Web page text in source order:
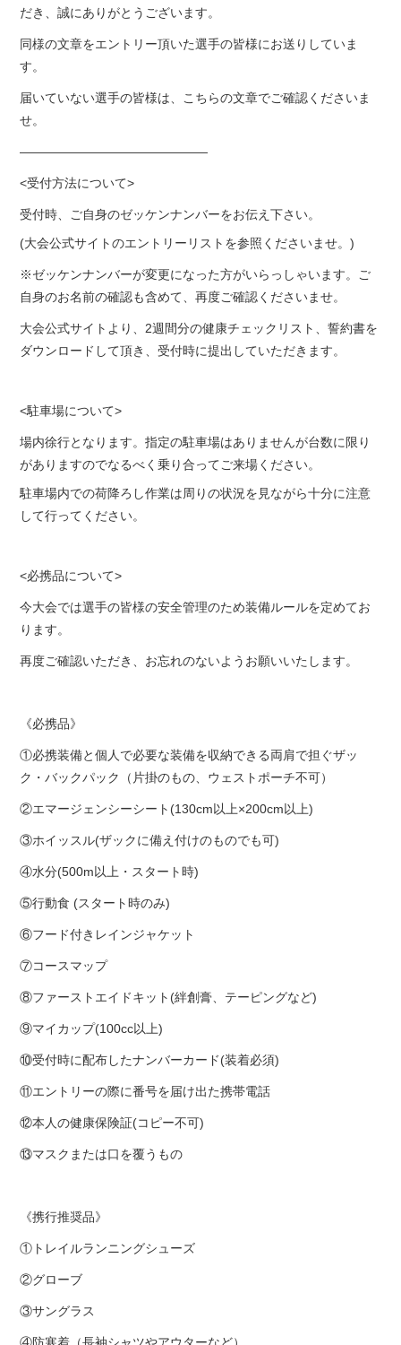
だき、誠にありがとうございます。
同様の文章をエントリー頂いた選手の皆様にお送りしていま
す。
届いていない選手の皆様は、こちらの文章でご確認くださいま
せ。
———————————————
<受付方法について>
受付時、ご自身のゼッケンナンバーをお伝え下さい。
(大会公式サイトのエントリーリストを参照くださいませ。)
※ゼッケンナンバーが変更になった方がいらっしゃいます。 ご
自身のお名前の確認も含めて、再度ご確認くださいませ。
大会公式サイトより、2週間分の健康チェックリスト、誓約書を
ダウンロードして頂き、受付時に提出していただきます。
<駐車場について>
場内徐行となります。指定の駐車場はありませんが台数に限り
がありますのでなるべく乗り合ってご来場ください。
駐車場内での荷降ろし作業は周りの状況を見ながら十分に注意
して行ってください。
<必携品について>
今大会では選手の皆様の安全管理のため装備ルールを定めてお
ります。
再度ご確認いただき、お忘れのないようお願いいたします。
《必携品》
①必携装備と個人で必要な装備を収納できる両肩で担ぐザッ
ク・バックパック（片掛のもの、ウェストポーチ不可）
②エマージェンシーシート(130cm以上×200cm以上)
③ホイッスル(ザックに備え付けのものでも可)
④水分(500m以上・スタート時)
⑤行動食 (スタート時のみ)
⑥フード付きレインジャケット
⑦コースマップ
⑧ファーストエイドキット(絆創膏、テーピングなど)
⑨マイカップ(100cc以上)
⑩受付時に配布したナンバーカード(装着必須)
⑪エントリーの際に番号を届け出た携帯電話
⑫本人の健康保険証(コピー不可)
⑬マスクまたは口を覆うもの
《携行推奨品》
①トレイルランニングシューズ
②グローブ
③サングラス